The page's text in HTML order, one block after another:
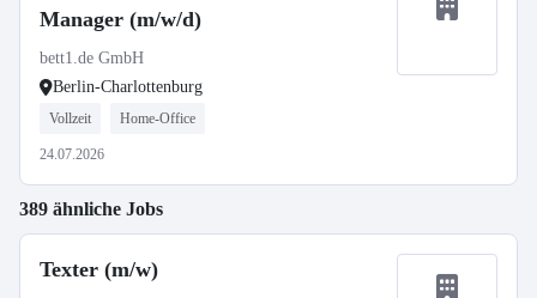
Manager (m/w/d)
bett1.de GmbH
Berlin-Charlottenburg
Vollzeit Home-Office
24.07.2026
389 ähnliche Jobs
Texter (m/w)